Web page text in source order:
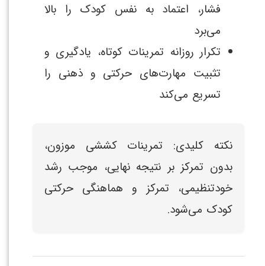
فشار، اعتماد به نفس کودک را بالا
می‌برد
تکرار روزانه تمرینات کوتاه، یادگیری و
تثبیت مهارت‌های حرکتی و ذهنی را
تسریع می‌کند
نکته کلیدی: تمرینات کششی موزون،
بدون تمرکز بر نتیجه نهایی، موجب رشد
خودتنظیمی، تمرکز و هماهنگی حرکتی
کودک می‌شود.